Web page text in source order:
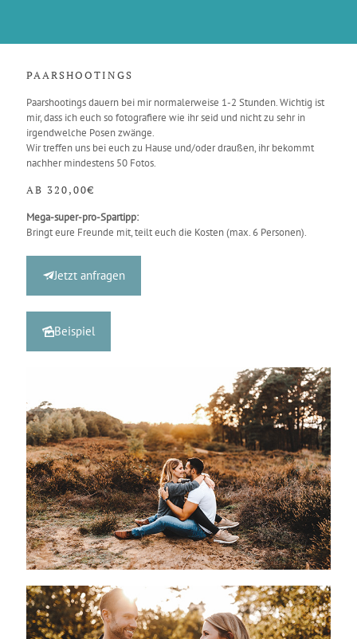
PAARSHOOTINGS
Paarshootings dauern bei mir normalerweise 1-2 Stunden. Wichtig ist
mir, dass ich euch so fotografiere wie ihr seid und nicht zu sehr in
irgendwelche Posen zwänge.
Wir treffen uns bei euch zu Hause und/oder draußen, ihr bekommt
nachher mindestens 50 Fotos.
AB 320,00€
Mega-super-pro-Spartipp:
Bringt eure Freunde mit, teilt euch die Kosten (max. 6 Personen).
Jetzt anfragen
Beispiel